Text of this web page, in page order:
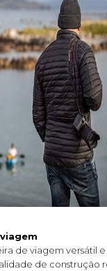
de viagem versátil
de construção